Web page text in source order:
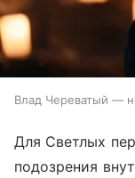
Влад Череватый —
Для Светлых
подозрения